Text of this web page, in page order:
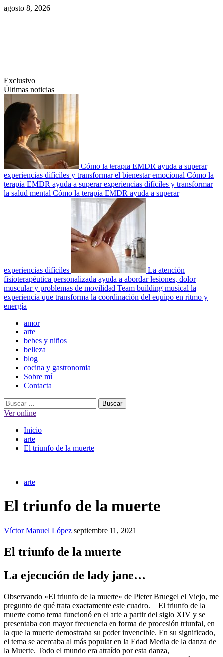
Saltar
agosto 8, 2026
Exclusivo
Últimas noticias
Cómo la terapia EMDR ayuda a superar
experiencias difíciles y transformar el bienestar emocional Cómo la
terapia EMDR ayuda a superar experiencias difíciles y transformar
la salud mental Cómo la terapia EMDR ayuda a superar
experiencias difíciles
La atención
fisioterapéutica personalizada ayuda a abordar lesiones, dolor
muscular y problemas de movilidad Team building musical la
experiencia que transforma la coordinación del equipo en ritmo y
energía
Menú
principal
amor
arte
bebes y niños
belleza
blog
cocina y gastronomia
Sobre mí
Contacta
Buscar:
Ver online
Inicio
arte
El triunfo de la muerte
arte
El triunfo de la muerte
Víctor Manuel López septiembre 11, 2021
El triunfo de la muerte
La ejecución de lady jane…
Observando «El triunfo de la muerte» de Pieter Bruegel el Viejo, me
pregunto de qué trata exactamente este cuadro. El triunfo de la
muerte como tema funcionó en el arte a partir del siglo XIV y se
presentaba con mayor frecuencia en forma de procesión triunfal, en
la que la muerte demostraba su poder invencible. En su significado,
el tema se acercaba al más popular en la Edad Media de la danza de
la Muerte. Todo el mundo era atraído por esta danza,